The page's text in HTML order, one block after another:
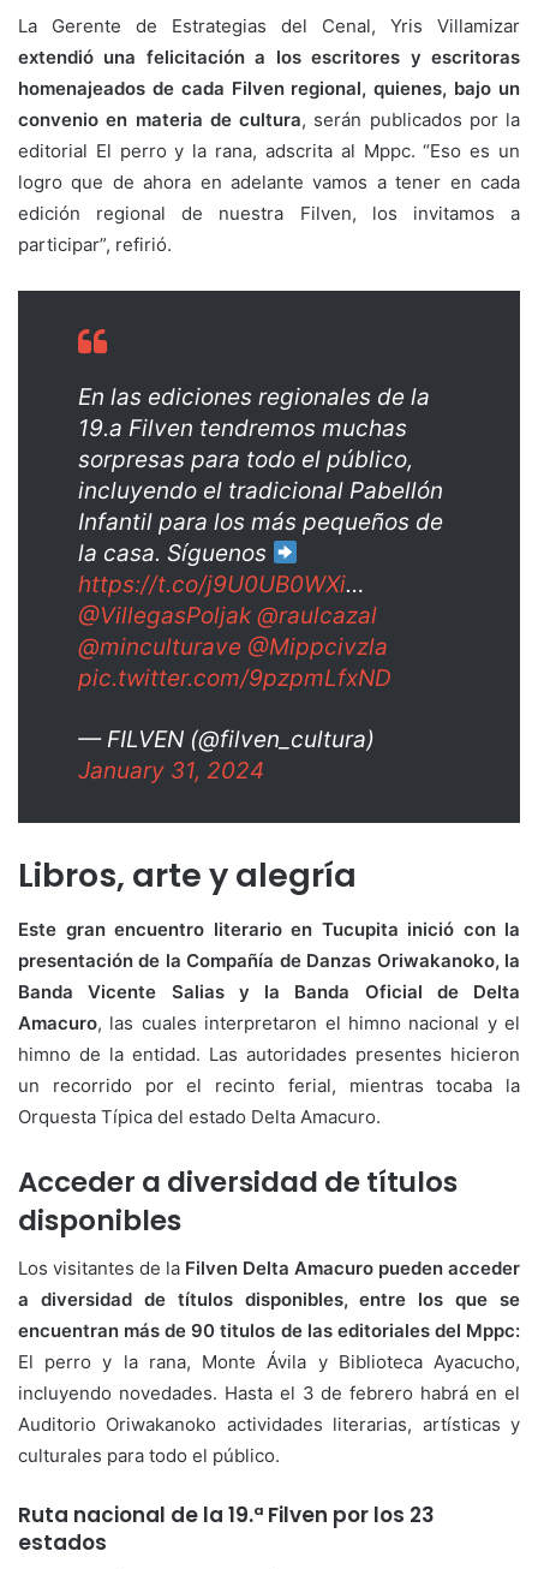
La Gerente de Estrategias del Cenal, Yris Villamizar
extendió una felicitación a los escritores y escritoras
homenajeados de cada Filven regional, quienes, bajo un
convenio en materia de cultura, serán publicados por la
editorial El perro y la rana, adscrita al Mppc. “Eso es un
logro que de ahora en adelante vamos a tener en cada
edición regional de nuestra Filven, los invitamos a
participar”, refirió.
En las ediciones regionales de la
19.a Filven tendremos muchas
sorpresas para todo el público,
incluyendo el tradicional Pabellón
Infantil para los más pequeños de
la casa. Síguenos
https://t.co/j9U0UB0WXi…
@VillegasPoljak @raulcazal
@minculturave @Mippcivzla
pic.twitter.com/9pzpmLfxND
— FILVEN (@filven_cultura)
January 31, 2024
Libros, arte y alegría
Este gran encuentro literario en Tucupita inició con la
presentación de la Compañía de Danzas Oriwakanoko, la
Banda Vicente Salias y la Banda Oficial de Delta
Amacuro, las cuales interpretaron el himno nacional y el
himno de la entidad. Las autoridades presentes hicieron
un recorrido por el recinto ferial, mientras tocaba la
Orquesta Típica del estado Delta Amacuro.
Acceder a diversidad de títulos
disponibles
Los visitantes de la Filven Delta Amacuro pueden acceder
a diversidad de títulos disponibles, entre los que se
encuentran más de 90 titulos de las editoriales del Mppc:
El perro y la rana, Monte Ávila y Biblioteca Ayacucho,
incluyendo novedades. Hasta el 3 de febrero habrá en el
Auditorio Oriwakanoko actividades literarias, artísticas y
culturales para todo el público.
Ruta nacional de la 19.ª Filven por los 23
estados